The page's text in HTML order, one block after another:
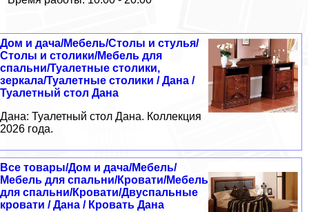
Дом и дача/Мебель/Столы и стулья/
Столы и столики/Мебель для
спальни/Туалетные столики,
зеркала/Туалетные столики / Дана /
Туалетный стол Дана
Дана: Туалетный стол Дана. Коллекция
2026 года.
Все товары/Дом и дача/Мебель/
Мебель для спальни/Кровати/Мебель
для спальни/Кровати/Двуспальные
кровати / Дана / Кровать Дана